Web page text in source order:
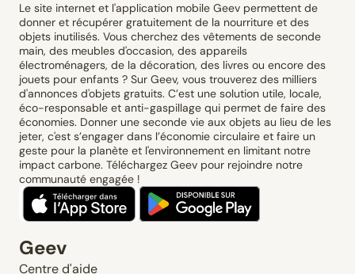
Le site internet et l'application mobile Geev permettent de
donner et récupérer gratuitement de la nourriture et des
objets inutilisés. Vous cherchez des vêtements de seconde
main, des meubles d'occasion, des appareils
électroménagers, de la décoration, des livres ou encore des
jouets pour enfants ? Sur Geev, vous trouverez des milliers
d'annonces d'objets gratuits. C’est une solution utile, locale,
éco-responsable et anti-gaspillage qui permet de faire des
économies. Donner une seconde vie aux objets au lieu de les
jeter, c'est s’engager dans l’économie circulaire et faire un
geste pour la planète et l'environnement en limitant notre
impact carbone. Téléchargez Geev pour rejoindre notre
communauté engagée !
Geev
Centre d'aide